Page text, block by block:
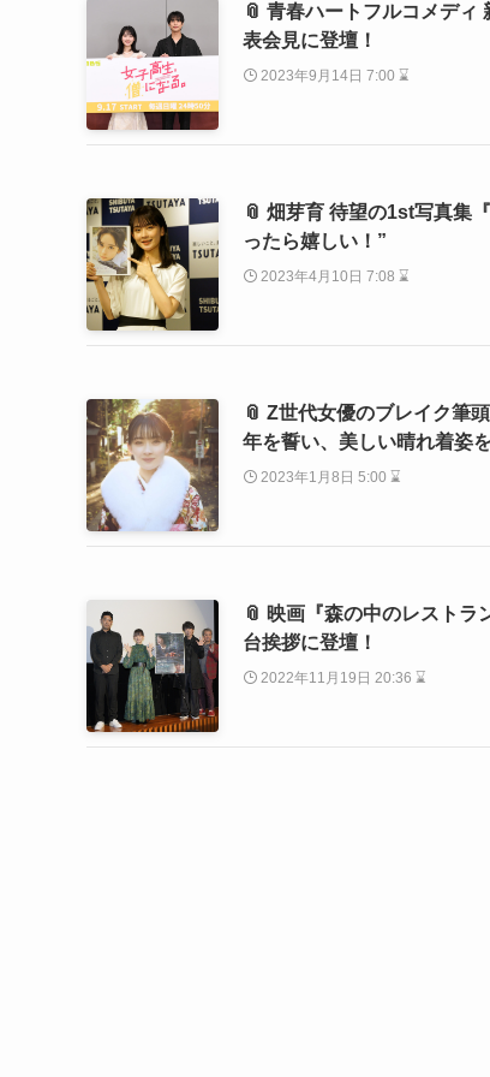
📎 青春ハートフルコメデ
表会見に登壇！
2023年9月14日 7:00 ⌛
📎 畑芽育 待望の1st写真集
ったら嬉しい！”
2023年4月10日 7:08 ⌛
📎 Z世代女優のブレイク筆
年を誓い、美しい晴れ着姿
2023年1月8日 5:00 ⌛
📎 映画『森の中のレスト
台挨拶に登壇！
2022年11月19日 20:36 ⌛